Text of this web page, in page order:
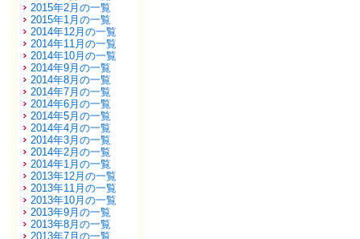
2015年2月の一覧
2015年1月の一覧
2014年12月の一覧
2014年11月の一覧
2014年10月の一覧
2014年9月の一覧
2014年8月の一覧
2014年7月の一覧
2014年6月の一覧
2014年5月の一覧
2014年4月の一覧
2014年3月の一覧
2014年2月の一覧
2014年1月の一覧
2013年12月の一覧
2013年11月の一覧
2013年10月の一覧
2013年9月の一覧
2013年8月の一覧
2013年7月の一覧